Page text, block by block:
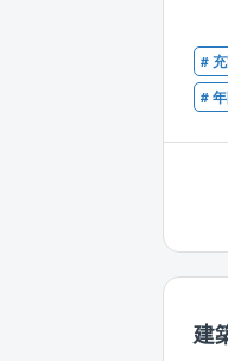
#
#
建